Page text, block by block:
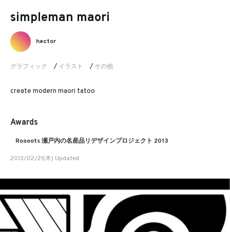
simpleman maori
グラフィック / イラスト / その他
hector
create modern maori tatoo
Awards
Roooots 瀬戸内の名産品リデザインプロジェクト 2013
2013/02/21(木) Updated